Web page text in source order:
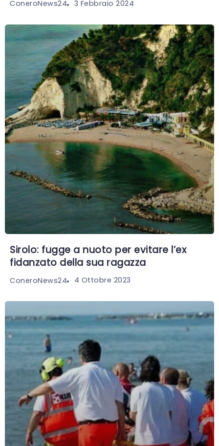
ConeroNews24 3 Febbraio 2024
Sirolo: fugge a nuoto per evitare l’ex
fidanzato della sua ragazza
ConeroNews24 4 Ottobre 2023